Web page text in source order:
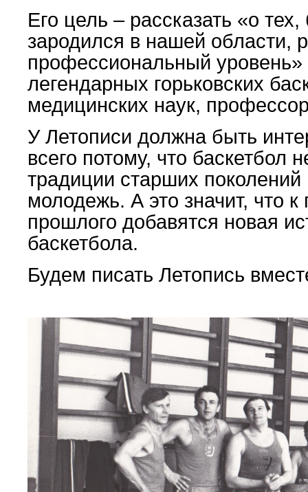
Его цель – рассказать «о
зародился в нашей области,
профессиональный уровень»
легендарных горьковских
медицинских наук,
У Летописи должна быть
всего потому, что баскетбол
традиции старших
молодежь. А это значит, что
прошлого добавятся новая
баскетбола.
Будем писать Летопись